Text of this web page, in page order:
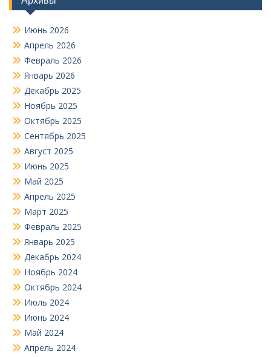
Июнь 2026
Апрель 2026
Февраль 2026
Январь 2026
Декабрь 2025
Ноябрь 2025
Октябрь 2025
Сентябрь 2025
Август 2025
Июнь 2025
Май 2025
Апрель 2025
Март 2025
Февраль 2025
Январь 2025
Декабрь 2024
Ноябрь 2024
Октябрь 2024
Июль 2024
Июнь 2024
Май 2024
Апрель 2024